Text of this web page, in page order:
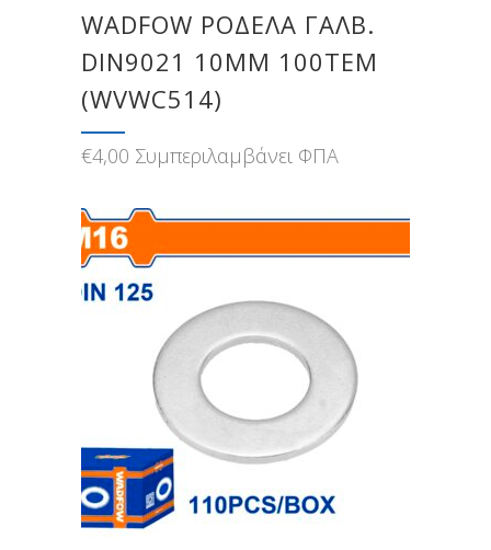
WADFOW ΡΟΔΕΛΑ ΓΑΛΒ.
DIN9021 10MM 100TEM
(WVWC514)
€4,00 Συμπεριλαμβάνει ΦΠΑ